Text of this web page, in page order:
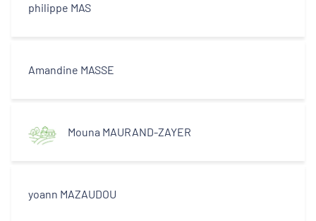
philippe MAS
Amandine MASSE
Mouna MAURAND-ZAYER
yoann MAZAUDOU